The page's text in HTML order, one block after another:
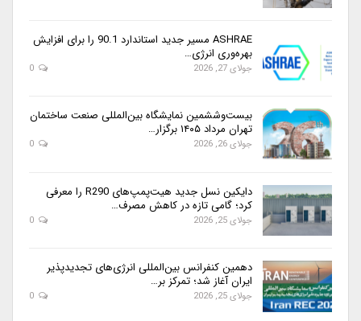
ASHRAE مسیر جدید استاندارد 90.1 را برای افزایش
بهره‌وری انرژی…
جولای 27, 2026
بیست‌وششمین نمایشگاه بین‌المللی صنعت ساختمان
تهران مرداد ۱۴۰۵ برگزار…
جولای 26, 2026
دایکین نسل جدید هیت‌پمپ‌های R290 را معرفی
کرد؛ گامی تازه در کاهش مصرف…
جولای 25, 2026
دهمین کنفرانس بین‌المللی انرژی‌های تجدیدپذیر
ایران آغاز شد؛ تمرکز بر…
جولای 25, 2026